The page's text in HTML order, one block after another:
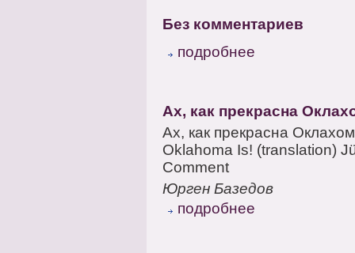
Без комментариев
подробнее
Ах, как прекрасна
Ах, как прекрасна
Oklahoma Is! (translation)
Comment
Юрген Базедов
подробнее